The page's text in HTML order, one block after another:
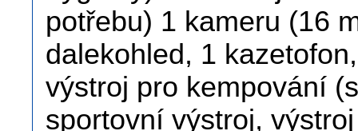
potřebu) 1 kameru (16
dalekohled, 1
výstroj pro kempování
sportovní výstroj,